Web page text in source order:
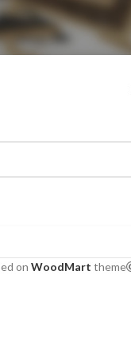
on WoodMart theme